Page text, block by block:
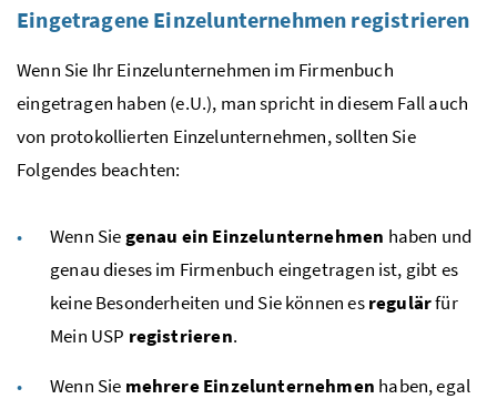
Eingetragene Einzelunternehmen registrieren
Wenn Sie Ihr Einzelunternehmen im Firmenbuch
eingetragen haben (e.U.), man spricht in diesem Fall auch
von protokollierten Einzelunternehmen, sollten Sie
Folgendes beachten:
Wenn Siegenau ein Einzelunternehmen haben und
genau dieses im Firmenbuch eingetragen ist, gibt es
keine Besonderheiten und Sie können esregulärfür
Mein USP registrieren.
Wenn Sie mehrere Einzelunternehmen haben, egal